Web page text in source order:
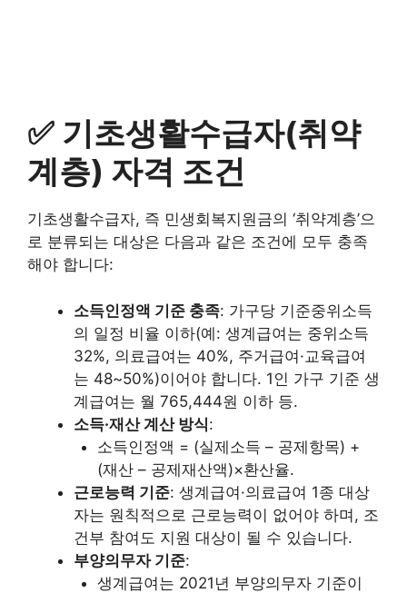
✅ 기초생활수급자(취약
계층) 자격 조건
기초생활수급자, 즉 민생회복지원금의 ‘취약계층’으
로 분류되는 대상은 다음과 같은 조건에 모두 충족
해야 합니다:
소득인정액 기준 충족: 가구당 기준중위소득
의 일정 비율 이하(예: 생계급여는 중위소득
32%, 의료급여는 40%, 주거급여·교육급여
는 48~50%)이어야 합니다. 1인 가구 기준 생
계급여는 월 765,444원 이하 등.
소득·재산 계산 방식:
소득인정액 = (실제소득 – 공제항목) +
(재산 – 공제재산액)×환산율.
근로능력 기준: 생계급여·의료급여 1종 대상
자는 원칙적으로 근로능력이 없어야 하며, 조
건부 참여도 지원 대상이 될 수 있습니다.
부양의무자 기준:
생계급여는 2021년 부양의무자 기준이